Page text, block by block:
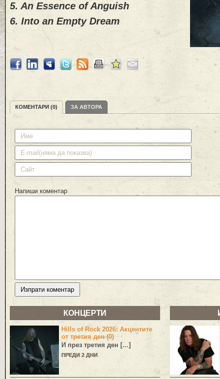
5. An Essence of Anguish
6. Into an Empty Dream
КОМЕНТАРИ (0) ЗА АВТОРА
Напиши коментар
КОНЦЕРТИ
Hills of Rock 2026: Акцентите
от третия ден (0)
И през третия ден […]
ПРЕДИ 2 ДНИ